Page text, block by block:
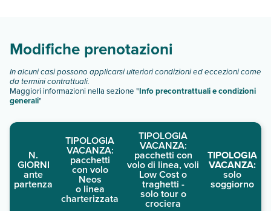
Modifiche prenotazioni
In alcuni casi possono applicarsi ulteriori condizioni ed eccezioni come
da termini contrattuali.
Maggiori informazioni nella sezione "Info precontrattuali e condizioni
generali"
N.
GIORNI
ante
partenza
TIPOLOGIA
VACANZA:
pacchetti
con volo
Neos
o linea
charterizzata
TIPOLOGIA
VACANZA:
pacchetti con
volo di linea, voli
Low Cost o
traghetti -
solo tour o
crociera
TIPOLOGIA
VACANZA:
solo
soggiorno